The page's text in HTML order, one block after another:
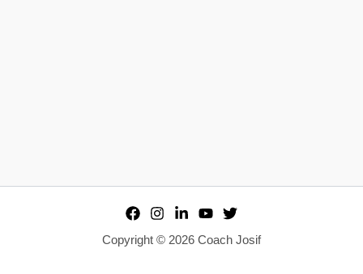
Copyright © 2026 Coach Josif